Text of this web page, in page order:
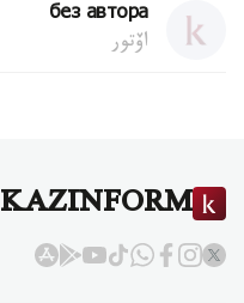
без автора
اۆتور
KAZINFORM